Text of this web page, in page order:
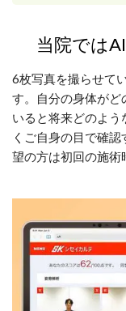
当院では
6枚写真を撮らせて
す。自分の身体がど
いると将来どのよ
くご自身の目で確
望の方は初回の施術